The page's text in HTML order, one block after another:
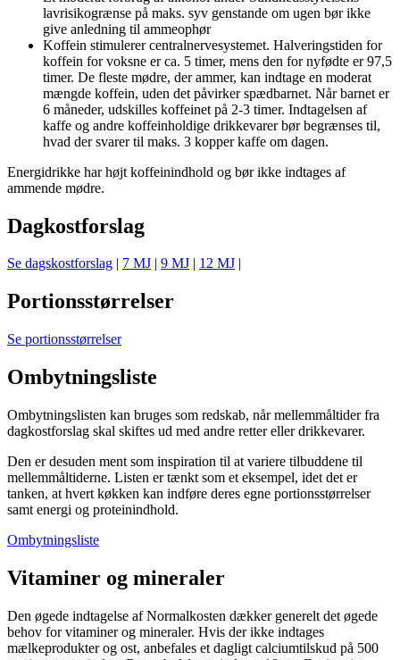
lavrisikogrænse på maks. syv genstande om ugen bør ikke
give anledning til ammeophør
Koffein stimulerer centralnervesystemet. Halveringstiden for
koffein for voksne er ca. 5 timer, mens den for nyfødte er 97,5
timer. De fleste mødre, der ammer, kan indtage en moderat
mængde koffein, uden det påvirker spædbarnet. Når barnet er
6 måneder, udskilles koffeinet på 2-3 timer. Indtagelsen af
kaffe og andre koffeinholdige drikkevarer bør begrænses til,
hvad der svarer til maks. 3 kopper kaffe om dagen.
Energidrikke har højt koffeinindhold og bør ikke indtages af
ammende mødre.
Dagkostforslag
Se dagskostforslag | 7 MJ | 9 MJ | 12 MJ |
Portionsstørrelser
Se portionsstørrelser
Ombytningsliste
Ombytningslisten kan bruges som redskab, når mellemmåltider fra
dagkostforslag skal skiftes ud med andre retter eller drikkevarer.
Den er desuden ment som inspiration til at variere tilbuddene til
mellemmåltiderne. Listen er tænkt som et eksempel, idet det er
tanken, at hvert køkken kan indføre deres egne portionsstørrelser
samt energi og proteinindhold.
Ombytningsliste
Vitaminer og mineraler
Den øgede indtagelse af Normalkosten dækker generelt det øgede
behov for vitaminer og mineraler. Hvis der ikke indtages
mælkeprodukter og ost, anbefales et dagligt calciumtilskud på 500